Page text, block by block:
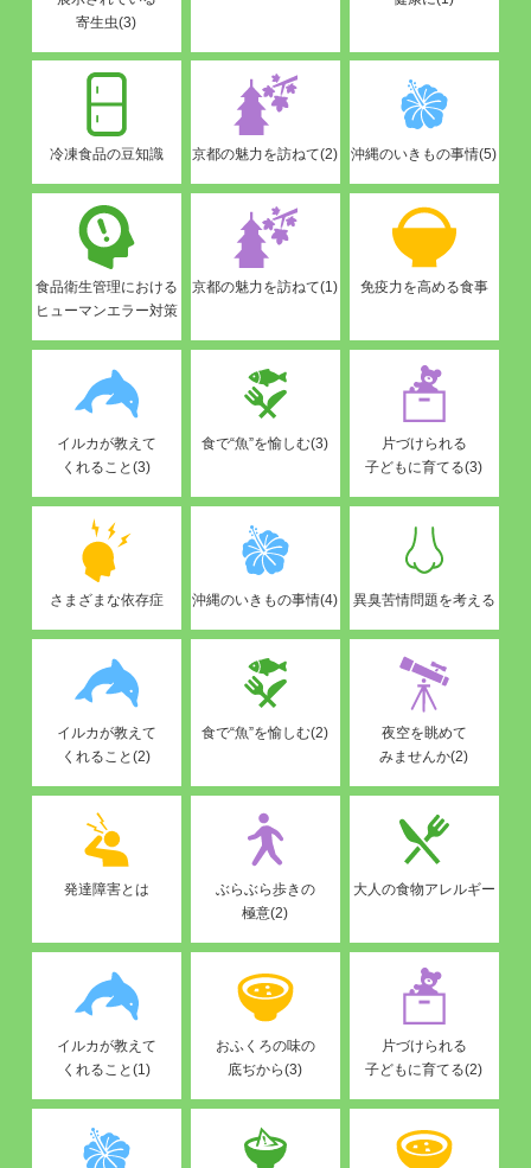
寄生虫(3)
冷凍食品の豆知識 京都の魅力を訪ねて(2) 沖縄のいきもの事情(5)
食品衛生管理における
ヒューマンエラー対策
京都の魅力を訪ねて(1) 免疫力を高める食事
イルカが教えて
くれること(3)
食で“魚”を愉しむ(3)
片づけられる
子どもに育てる(3)
さまざまな依存症 沖縄のいきもの事情(4) 異臭苦情問題を考える
イルカが教えて
くれること(2)
食で“魚”を愉しむ(2)
夜空を眺めて
みませんか(2)
発達障害とは
ぶらぶら歩きの
極意(2)
大人の食物アレルギー
イルカが教えて
くれること(1)
おふくろの味の
底ぢから(3)
片づけられる
子どもに育てる(2)